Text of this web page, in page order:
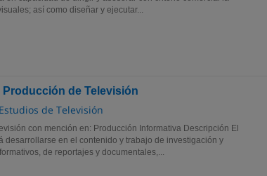
así como diseñar y ejecutar...
de Televisión
de Televisión
con mención en: Producción Informativa Descripción El
desarrollarse en el contenido y trabajo de investigación y
de reportajes y documentales,...